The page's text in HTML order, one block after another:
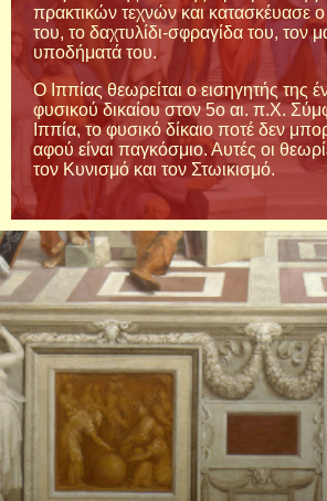
πρακτικών τεχνών και κατασκέυασε ο
του, το δαχτυλίδι-σφραγίδα του, τον
υποδήματά του.
Ο Ιππίας θεωρείται ο εισηγητής της
φυσικού δικαίου στον 5ο αι. π.Χ.
Ιππία, το φυσικό δίκαιο ποτέ δεν
αφού είναι παγκόσμιο. Αυτές οι
τον Κυνισμό και τον Στωικισμό.